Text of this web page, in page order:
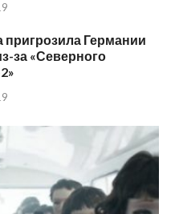
Германии
за «Северного